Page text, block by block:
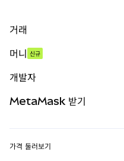
거래
무기한 선물
실물자산
머니 신규
개발자
MetaMask 받기
가격 둘러보기